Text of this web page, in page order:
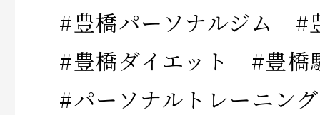
#豊橋パーソナルジム
#豊橋ダイエット #豊
#パーソナルトレーニン